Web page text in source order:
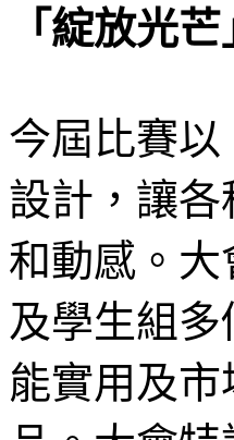
「綻放光
今屆比賽
設計，讓
和動感。大
及學生組
能實用及